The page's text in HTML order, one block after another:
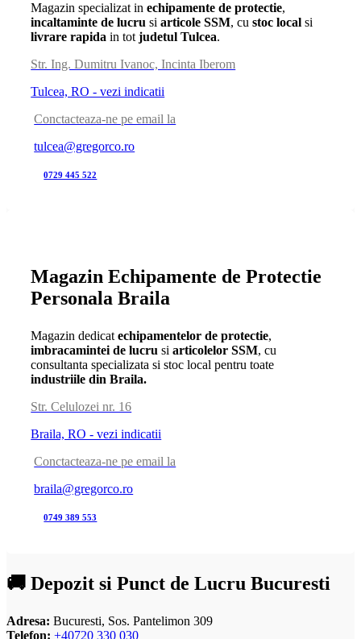
Magazin specializat inechipamente de protectie,
incaltaminte de lucru siarticole SSM, cu stoc local si
livrare rapida in totjudetul Tulcea.
Str. Ing. Dumitru Ivanoc, Incinta Iberom
Tulcea, RO - vezi indicatii
Conctacteaza-ne pe email la
tulcea@gregorco.ro
0729 445 522
Magazin Echipamente de Protectie
Personala Braila
Magazin dedicatechipamentelor de protectie,
imbracamintei de lucru siarticolelor SSM, cu
consultanta specializata si stoc local pentru toate
industriile din Braila.
Str. Celulozei nr. 16
Braila, RO - vezi indicatii
Conctacteaza-ne pe email la
braila@gregorco.ro
0749 389 553
🚚 Depozit si Punct de Lucru Bucuresti
Adresa: Bucuresti, Sos. Pantelimon 309
Telefon: +40720 330 030